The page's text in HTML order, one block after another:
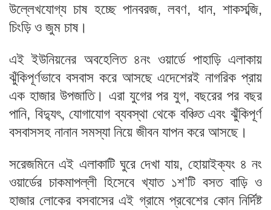
উল্লেখযোগ্য চাষ হচ্ছে পানবরজ, লবণ, ধান, শাকসব্জি,
চিংড়ি ও জুম চাষ।
এই ইউনিয়নের অবহেলিত ৪নং ওয়ার্ডে পাহাড়ি এলাকায়
ঝুঁকিপূর্ণভাবে বসবাস করে আসছে এদেশেরই নাগরিক প্রায়
এক হাজার উপজাতি। এরা যুগের পর যুগ, বছরের পর বছর
পানি, বিদ্যুৎ, যোগাযোগ ব্যবস্থা থেকে বঞ্চিত এবং ঝুঁকিপূর্ণ
বসবাসসহ নানান সমস্যা নিয়ে জীবন যাপন করে আসছে।
সরেজমিনে এই এলাকাটি ঘুরে দেখা যায়, হোয়াইক্যং ৪ নং
ওয়ার্ডের চাকমাপল্লী হিসেবে খ্যাত ১শ’টি বসত বাড়ি ও
হাজার লোকের বসবাসের এই গ্রামে প্রবেশের কোন নির্দিষ্ট